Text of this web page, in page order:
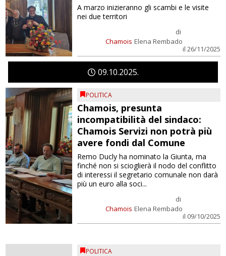
Chamois
di
Elena Rembado
il 26/11/2025
A marzo inizieranno gli scambi e le visite
nei due territori
09 10 2025
POLITICA
Chamois, presunta
incompatibilità del sindaco:
Chamois Servizi non potrà più
avere fondi dal Comune
Chamois
di
Elena Rembado
il 09/10/2025
Remo Ducly ha nominato la Giunta, ma
finché non si scioglierà il nodo del conflitto
di interessi il segretario comunale non darà
più un euro alla soci...
POLITICA